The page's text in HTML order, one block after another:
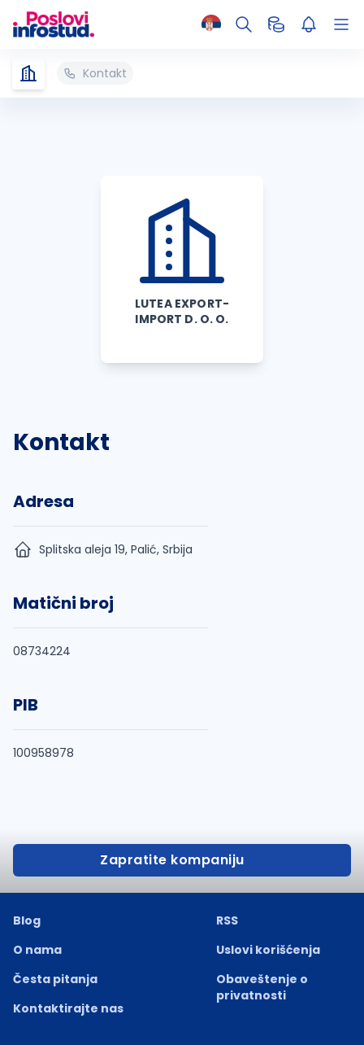
Kontakt
LUTEA EXPORT-
IMPORT D. O. O.
Kontakt
Adresa
Splitska aleja 19, Palić, Srbija
Matični broj
08734224
PIB
100958978
Zapratite kompaniju
Blog
O nama
Česta pitanja
Kontaktirajte nas
RSS
Uslovi korišćenja
Obaveštenje o
privatnosti